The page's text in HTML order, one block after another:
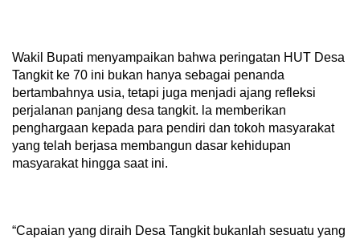
Wakil Bupati menyampaikan bahwa peringatan HUT Desa
Tangkit ke 70 ini bukan hanya sebagai penanda
bertambahnya usia, tetapi juga menjadi ajang refleksi
perjalanan panjang desa tangkit. la memberikan
penghargaan kepada para pendiri dan tokoh masyarakat
yang telah berjasa membangun dasar kehidupan
masyarakat hingga saat ini.
“Capaian yang diraih Desa Tangkit bukanlah sesuatu yang